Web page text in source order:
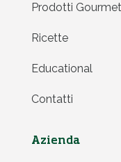
Prodotti Gourmet
Ricette
Educational
Contatti
Azienda